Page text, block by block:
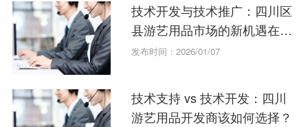
技术开发与技术推广：四川区
县游艺用品市场的新机遇在哪
里？
发布时间：2026/01/07
技术支持 vs 技术开发：四川
游艺用品开发商该如何选择？